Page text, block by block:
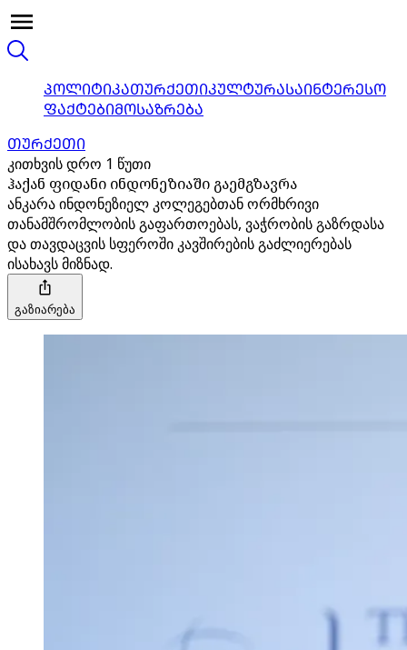
ᲞᲝᲚᲘᲢᲘᲙᲐᲗᲣᲠᲥᲔᲗᲘᲙᲣᲚᲢᲣᲠᲐᲡᲐᲘᲜᲢᲔᲠᲔᲡᲝ
ᲤᲐᲥᲢᲔᲑᲘᲛᲝᲡᲐᲖᲠᲔᲑᲐ
ᲗᲣᲠᲥᲔᲗᲘ
კითხვის დრო 1 წუთი
ჰაქან ფიდანი ინდონეზიაში გაემგზავრა
ანკარა ინდონეზიელ კოლეგებთან ორმხრივი
თანამშრომლობის გაფართოებას, ვაჭრობის გაზრდასა
და თავდაცვის სფეროში კავშირების გაძლიერებას
ისახავს მიზნად.
გაზიარება